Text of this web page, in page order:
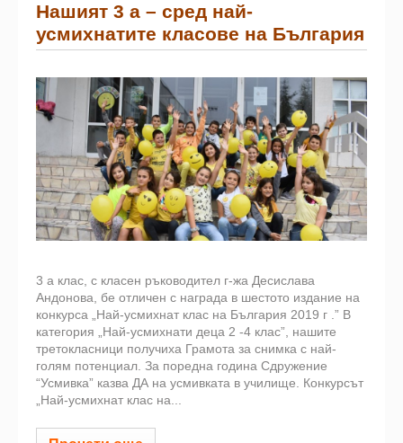
Нашият 3 а – сред най-
усмихнатите класове на България
3 а клас, с класен ръководител г-жа Десислава
Андонова, бе отличен с награда в шестото издание на
конкурса „Най-усмихнат клас на България 2019 г .” В
категория „Най-усмихнати деца 2 -4 клас”, нашите
третокласници получиха Грамота за снимка с най-
голям потенциал. За поредна година Сдружение
“Усмивка” казва ДА на усмивката в училище. Конкурсът
„Най-усмихнат клас на...